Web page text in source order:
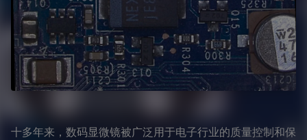
十多年来，数码显微镜被广泛用于电子行业的质量控制和保